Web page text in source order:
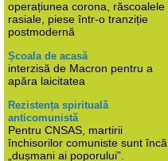
operațiunea corona, răscoalele
rasiale, piese într-o tranziție
postmodernă
Școala de acasă
interzisă de Macron pentru a
apăra laicitatea
Rezistența spirituală
anticomunistă
Pentru CNSAS, martirii
închisorilor comuniste sunt încă
„dușmani ai poporului”.